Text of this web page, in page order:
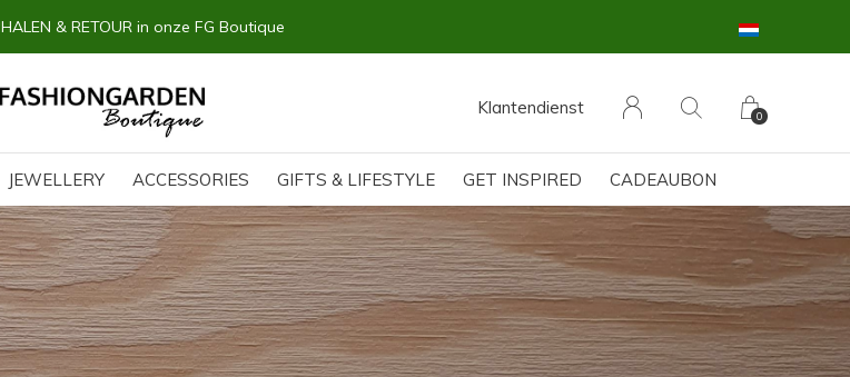
JEWELLERY ACCESSORIES GIFTS & LIFESTYLE GET INSPIRED CADEAUBON
Klantendienst 0
& RETOUR in onze FG Boutique